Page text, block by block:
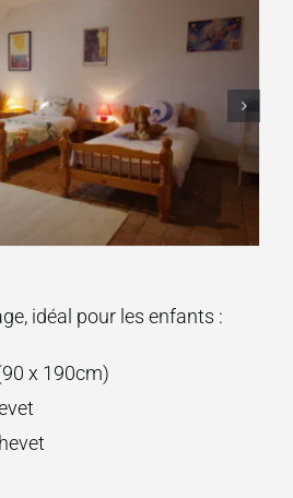
idéal pour les enfants :
x 190cm)